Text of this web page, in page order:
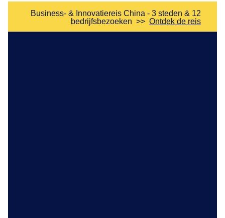
Business- & Innovatiereis China - 3 steden & 12
bedrijfsbezoeken >> Ontdek de reis